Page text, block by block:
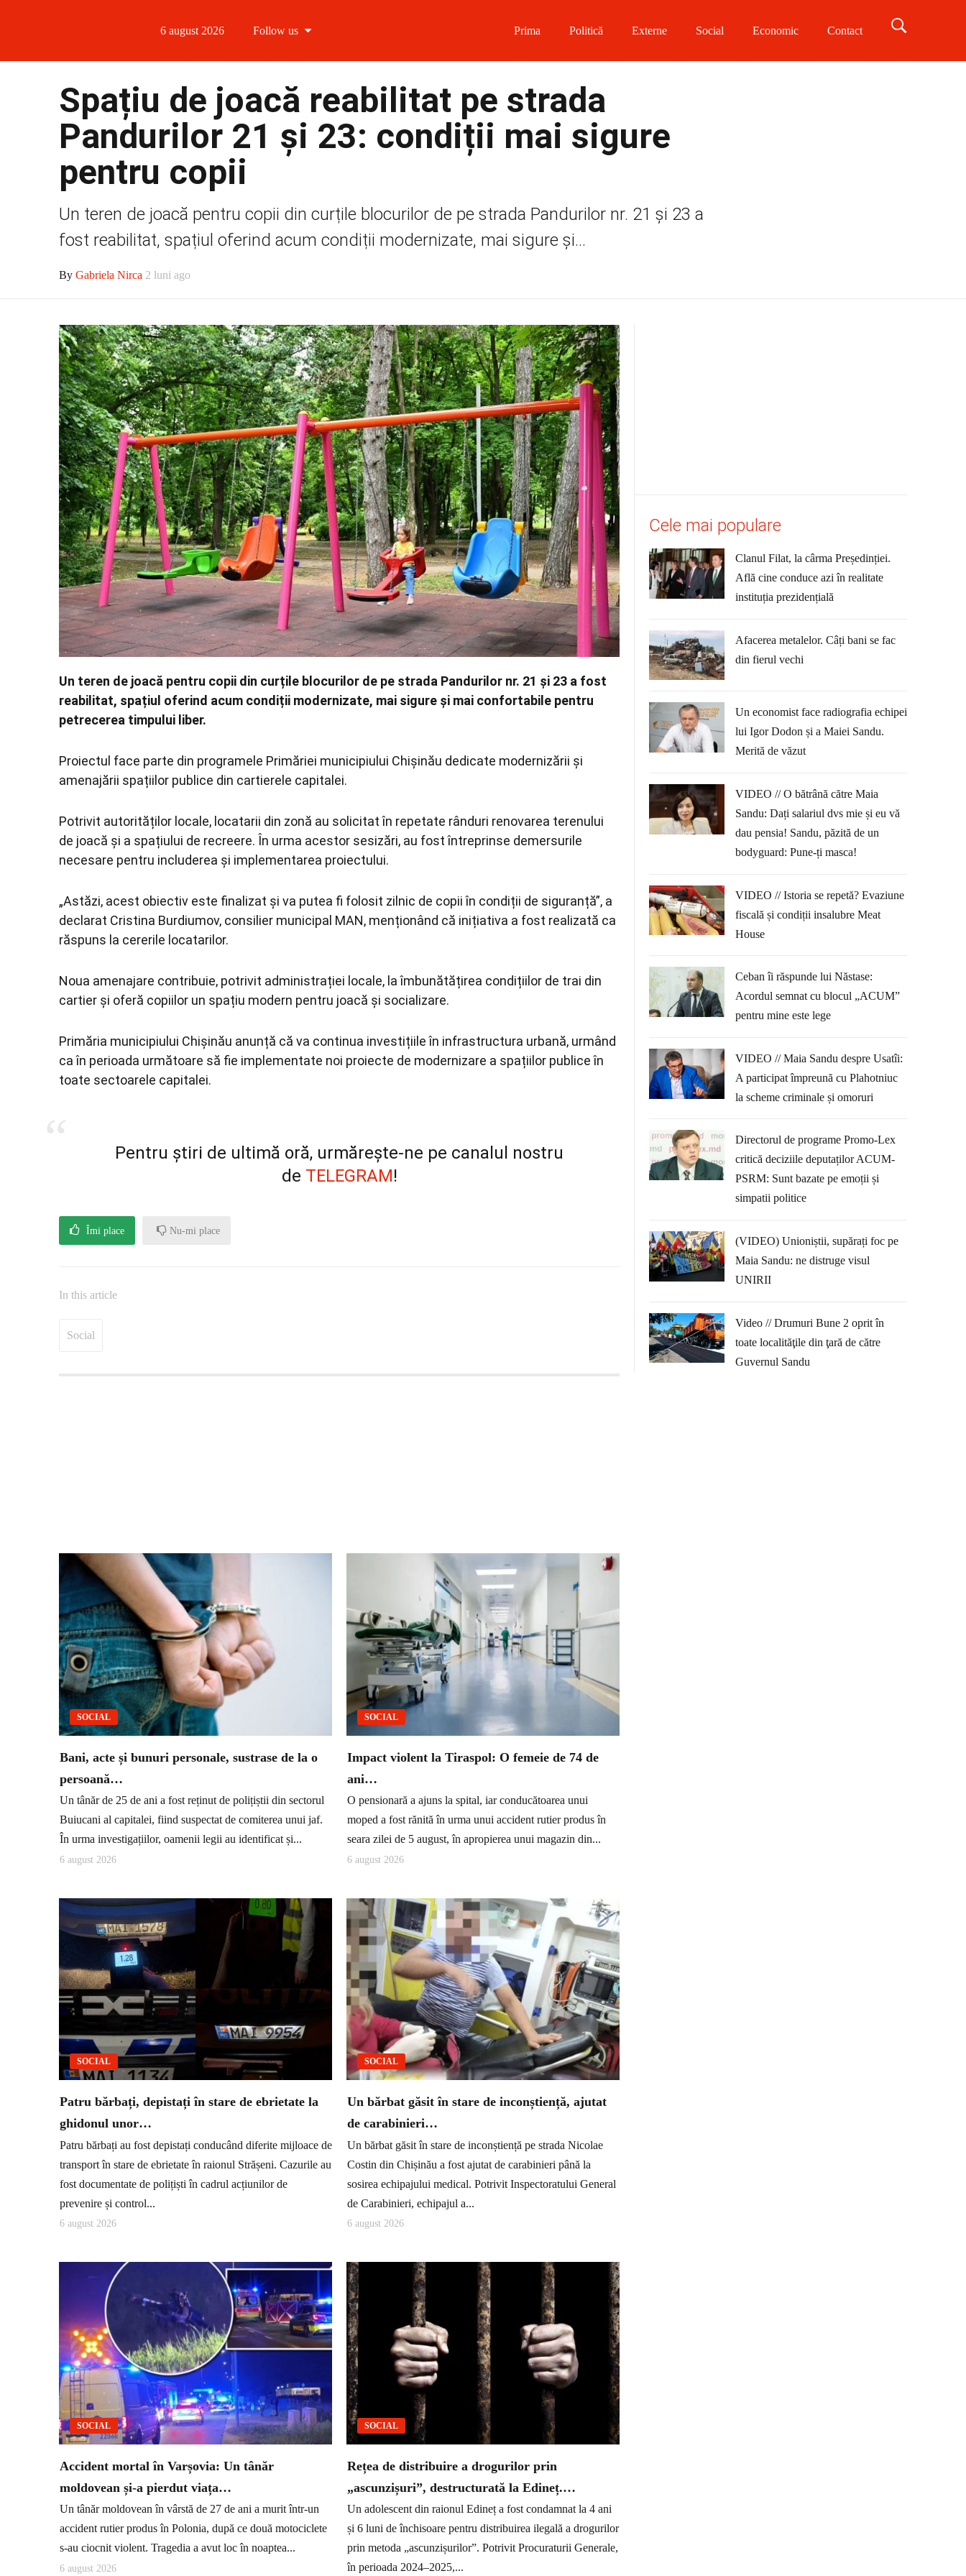
6 august 2026 Follow us
Follow us on Twitter
Follow us on Instagram
Prima Politică Externe Social Economic Contact
Spațiu de joacă reabilitat pe strada
Pandurilor 21 și 23: condiții mai sigure
pentru copii
Un teren de joacă pentru copii din curțile blocurilor de pe strada Pandurilor nr. 21 și 23 a
fost reabilitat, spațiul oferind acum condiții modernizate, mai sigure și...
By Gabriela Nirca 2 luni ago
Un teren de joacă pentru copii din curțile blocurilor de pe strada Pandurilor nr. 21 și 23 a fost
reabilitat, spațiul oferind acum condiții modernizate, mai sigure și mai confortabile pentru
petrecerea timpului liber.
Proiectul face parte din programele Primăriei municipiului Chișinău dedicate modernizării și
amenajării spațiilor publice din cartierele capitalei.
Potrivit autorităților locale, locatarii din zonă au solicitat în repetate rânduri renovarea terenului
de joacă și a spațiului de recreere. În urma acestor sesizări, au fost întreprinse demersurile
necesare pentru includerea și implementarea proiectului.
„Astăzi, acest obiectiv este finalizat și va putea fi folosit zilnic de copii în condiții de siguranță”, a
declarat Cristina Burdiumov, consilier municipal MAN, menționând că inițiativa a fost realizată ca
răspuns la cererile locatarilor.
Noua amenajare contribuie, potrivit administrației locale, la îmbunătățirea condițiilor de trai din
cartier și oferă copiilor un spațiu modern pentru joacă și socializare.
Primăria municipiului Chișinău anunță că va continua investițiile în infrastructura urbană, urmând
ca în perioada următoare să fie implementate noi proiecte de modernizare a spațiilor publice în
toate sectoarele capitalei.
Pentru știri de ultimă oră, urmărește-ne pe canalul nostru
de TELEGRAM!
Îmi place Nu-mi place
In this article
Social
SOCIAL
Bani, acte și bunuri personale, sustrase de la o
persoană…
Un tânăr de 25 de ani a fost reținut de polițiștii din sectorul
Buiucani al capitalei, fiind suspectat de comiterea unui jaf.
În urma investigațiilor, oamenii legii au identificat și...
6 august 2026
SOCIAL
Impact violent la Tiraspol: O femeie de 74 de
ani…
O pensionară a ajuns la spital, iar conducătoarea unui
moped a fost rănită în urma unui accident rutier produs în
seara zilei de 5 august, în apropierea unui magazin din...
6 august 2026
SOCIAL
Patru bărbați, depistați în stare de ebrietate la
ghidonul unor…
Patru bărbați au fost depistați conducând diferite mijloace de
transport în stare de ebrietate în raionul Strășeni. Cazurile au
fost documentate de polițiști în cadrul acțiunilor de
prevenire și control...
6 august 2026
SOCIAL
Un bărbat găsit în stare de inconștiență, ajutat
de carabinieri…
Un bărbat găsit în stare de inconștiență pe strada Nicolae
Costin din Chișinău a fost ajutat de carabinieri până la
sosirea echipajului medical. Potrivit Inspectoratului General
de Carabinieri, echipajul a...
6 august 2026
SOCIAL
Accident mortal în Varșovia: Un tânăr
moldovean și-a pierdut viața…
Un tânăr moldovean în vârstă de 27 de ani a murit într-un
accident rutier produs în Polonia, după ce două motociclete
s-au ciocnit violent. Tragedia a avut loc în noaptea...
6 august 2026
SOCIAL
Rețea de distribuire a drogurilor prin
„ascunzișuri”, destructurată la Edineț.…
Un adolescent din raionul Edineț a fost condamnat la 4 ani
și 6 luni de închisoare pentru distribuirea ilegală a drogurilor
prin metoda „ascunzișurilor”. Potrivit Procuraturii Generale,
în perioada 2024–2025,...
Cele mai populare
Clanul Filat, la cârma Președinției.
Află cine conduce azi în realitate
instituția prezidențială
Afacerea metalelor. Câți bani se fac
din fierul vechi
Un economist face radiografia echipei
lui Igor Dodon și a Maiei Sandu.
Merită de văzut
VIDEO // O bătrână către Maia
Sandu: Dați salariul dvs mie și eu vă
dau pensia! Sandu, păzită de un
bodyguard: Pune-ți masca!
VIDEO // Istoria se repetă? Evaziune
fiscală și condiții insalubre Meat
House
Ceban îi răspunde lui Năstase:
Acordul semnat cu blocul „ACUM”
pentru mine este lege
VIDEO // Maia Sandu despre Usatîi:
A participat împreună cu Plahotniuc
la scheme criminale și omoruri
Directorul de programe Promo-Lex
critică deciziile deputaților ACUM-
PSRM: Sunt bazate pe emoții și
simpatii politice
(VIDEO) Unioniștii, supărați foc pe
Maia Sandu: ne distruge visul
UNIRII
Video // Drumuri Bune 2 oprit în
toate localităţile din ţară de către
Guvernul Sandu